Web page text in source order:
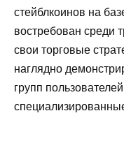
стейблкоинов на
востребован среди
свои торговые
наглядно
групп